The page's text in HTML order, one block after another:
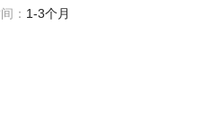
： 1-3个月